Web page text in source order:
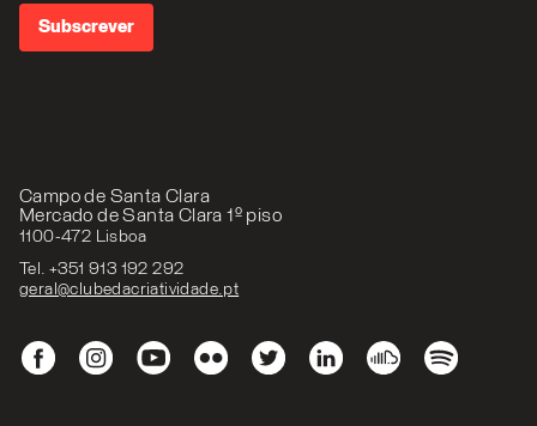
Campo de Santa Clara
Mercado de Santa Clara 1º piso
1100-472 Lisboa
Tel. +351 913 192 292
geral@clubedacriatividade.pt